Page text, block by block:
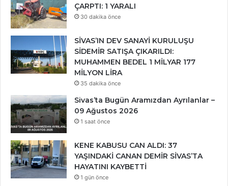
ÇARPTI: 1 YARALI
30 dakika önce
SİVAS’IN DEV SANAYİ KURULUŞU
SİDEMİR SATIŞA ÇIKARILDI:
MUHAMMEN BEDEL 1 MİLYAR 177
MİLYON LİRA
35 dakika önce
Sivas’ta Bugün Aramızdan Ayrılanlar –
09 Ağustos 2026
1 saat önce
KENE KABUSU CAN ALDI: 37
YAŞINDAKİ CANAN DEMİR SİVAS’TA
HAYATINI KAYBETTİ
1 gün önce